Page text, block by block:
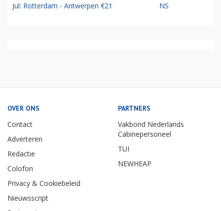
Jul: Rotterdam - Antwerpen €21 NS
OVER ONS
Contact
Adverteren
Redactie
Colofon
Privacy & Cookiebeleid
Nieuwsscript
PARTNERS
Vakbond Nederlands
Cabinepersoneel
TUI
NEWHEAP